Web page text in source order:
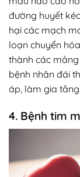
đường huyết
hại các mạch
loạn chuyển
thành các
bệnh nhân đái
áp, làm gia
4. Bệnh tim